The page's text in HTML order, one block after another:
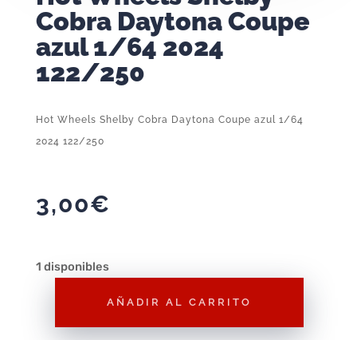
Cobra Daytona Coupe
azul 1/64 2024
122/250
Hot Wheels Shelby Cobra Daytona Coupe azul 1/64
2024 122/250
3,00€
1 disponibles
AÑADIR AL CARRITO